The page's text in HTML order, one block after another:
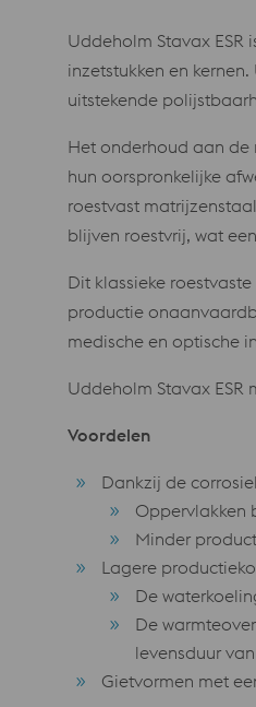
Uddeholm Stavax
inzetstukken en
uitstekende
Het onderhoud aan de
hun oorspronkelijke
roestvast
blijven roestvrij, wat
Dit klassieke
productie
medische en optische
Uddeholm Stavax
Voordelen
Dankzij de
Oppervlakken
Minder
Lagere
De
De
levensduur
Gietvormen met